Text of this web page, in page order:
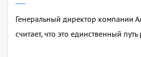
Генеральный директор компании
считает, что это единственный путь